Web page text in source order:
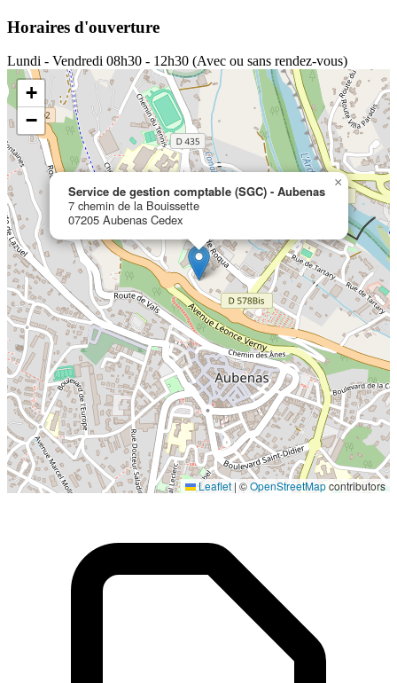
Horaires d'ouverture
Lundi - Vendredi 08h30 - 12h30 (Avec ou sans rendez-vous)
Localisation en cours...
Service de gestion comptable (SGC) - Aubenas
7 chemin de la Bouissette
07205 Aubenas Cedex
×
+
−
Leaflet | ©OpenStreetMapcontributors